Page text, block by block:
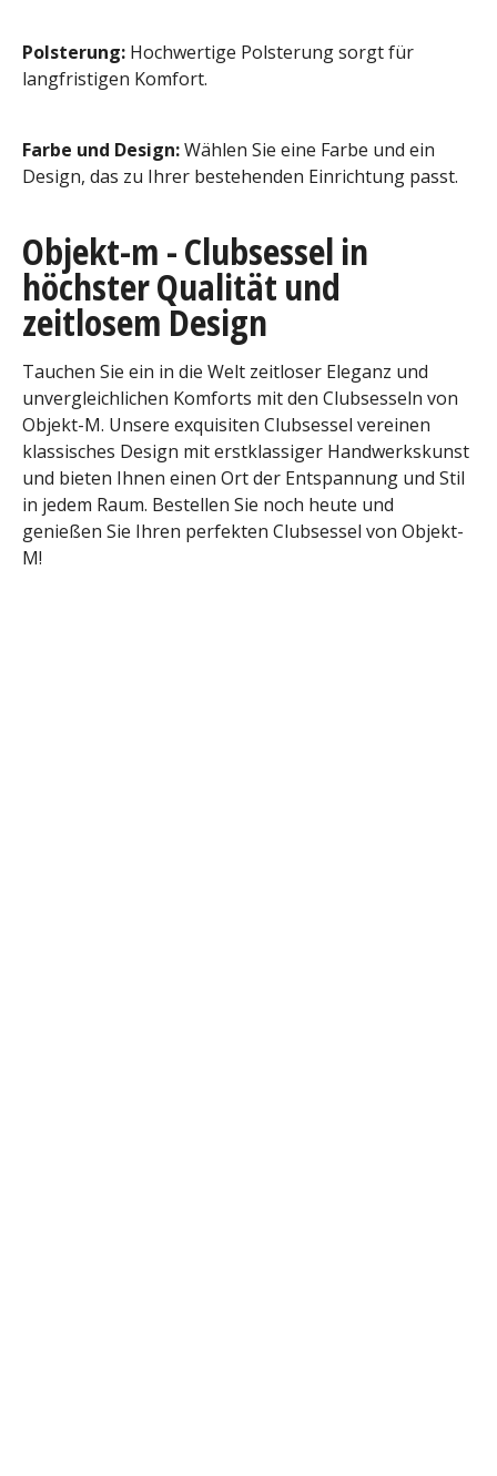
Polsterung: Hochwertige Polsterung sorgt für
langfristigen Komfort.
Farbe und Design:Wählen Sie eine Farbe und ein
Design, das zu Ihrer bestehenden Einrichtung passt.
Objekt-m - Clubsessel in
höchster Qualität und
zeitlosem Design
Tauchen Sie ein in die Welt zeitloser Eleganz und
unvergleichlichen Komforts mit den Clubsesseln von
Objekt-M. Unsere exquisiten Clubsessel vereinen
klassisches Design mit erstklassiger Handwerkskunst
und bieten Ihnen einen Ort der Entspannung und Stil
in jedem Raum. Bestellen Sie noch heute und
genießen Sie Ihren perfekten Clubsessel von Objekt-
M!